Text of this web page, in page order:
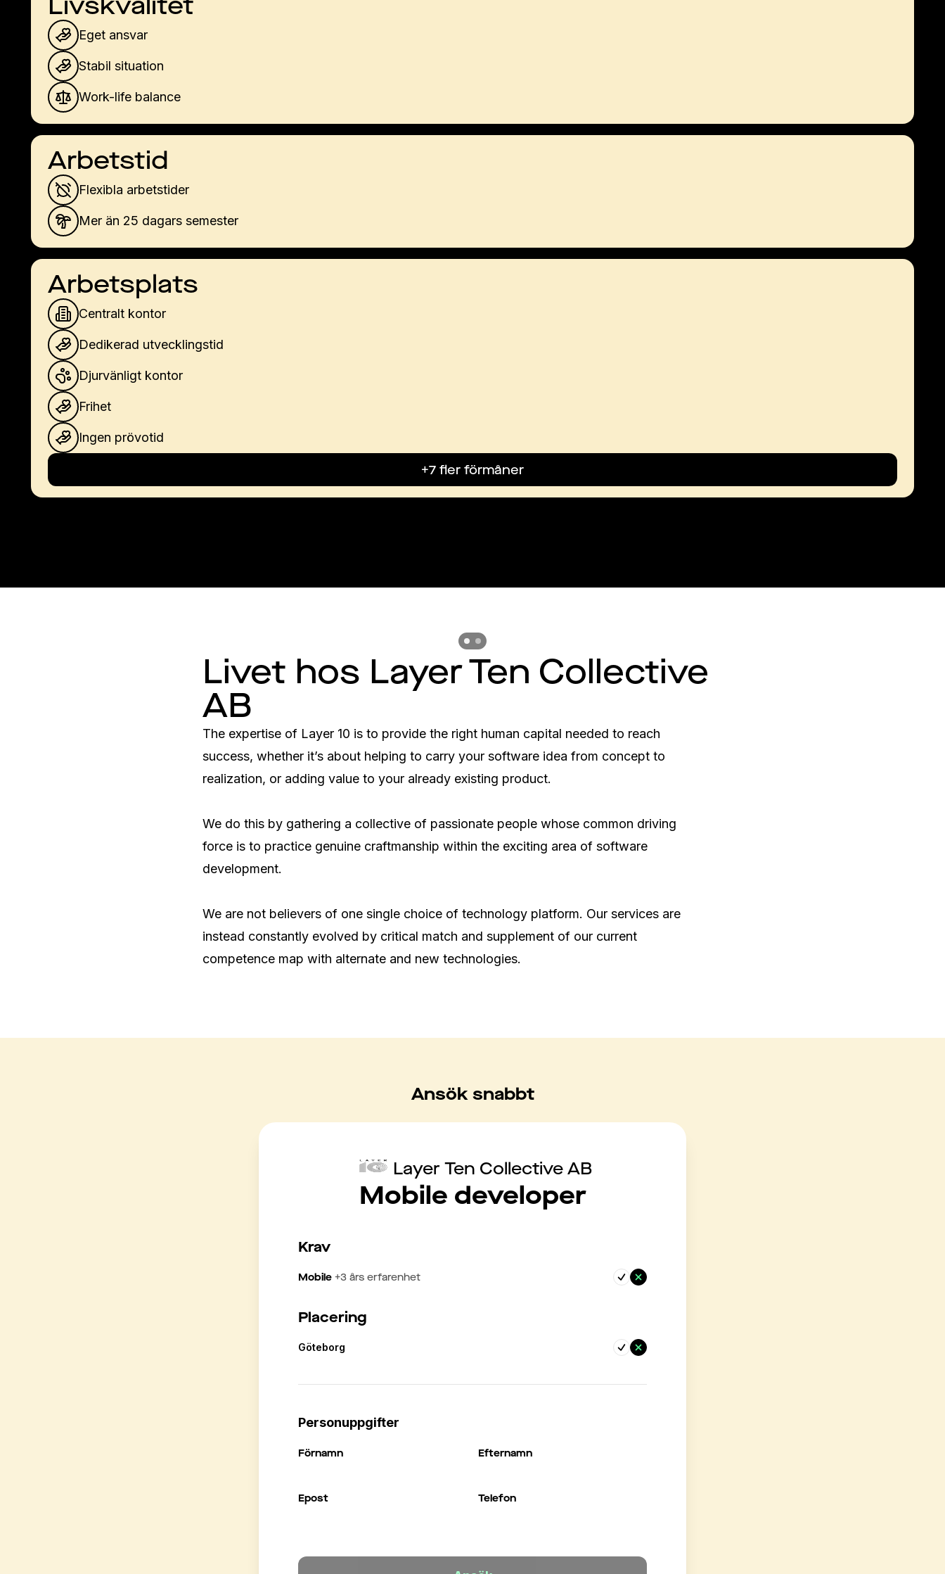
Eget ansvar
Stabil situation
Work-life balance
Arbetstid
Flexibla arbetstider
Mer än 25 dagars semester
Arbetsplats
Centralt kontor
Dedikerad utvecklingstid
Djurvänligt kontor
Frihet
Ingen prövotid
+7 fler förmåner
Previous slide
Previous slide
Livet hos Layer Ten Collective
AB
The expertise of Layer 10 is to provide the right human capital needed to reach
success, whether it’s about helping to carry your software idea from concept to
realization, or adding value to your already existing product.
We do this by gathering a collective of passionate people whose common driving
force is to practice genuine craftmanship within the exciting area of software
development.
We are not believers of one single choice of technology platform. Our services are
instead constantly evolved by critical match and supplement of our current
competence map with alternate and new technologies.
Ansök snabbt
Layer Ten Collective AB
Mobile developer
Krav
Mobile +3 års erfarenhet
Placering
Göteborg
Personuppgifter
Förnamn Efternamn
Epost Telefon